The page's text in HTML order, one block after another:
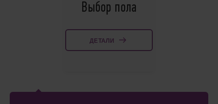
Выбор пола
ДЕТАЛИ